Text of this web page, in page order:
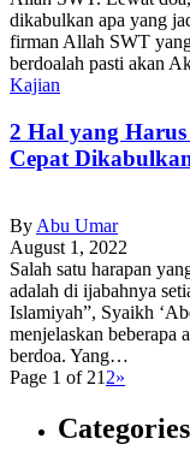
dikabulkan apa yang
firman Allah SWT
berdoalah pasti akan
Kajian
2 Hal yang
Cepat
By Abu Umar
August 1, 2022
Salah satu harapan
adalah di ijabahnya
Islamiyah”, Syaikh
menjelaskan beberapa
berdoa. Yang…
Page 1 of 21 2»
Categories